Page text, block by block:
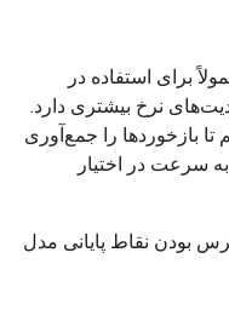
برای استفاده در
نرخ بیشتری دارد.
بازخوردها را جمع‌آوری
سرعت در اختیار
بودن نقاط پایانی مدل